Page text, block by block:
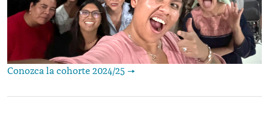
Conozca la cohorte 2024/25 →